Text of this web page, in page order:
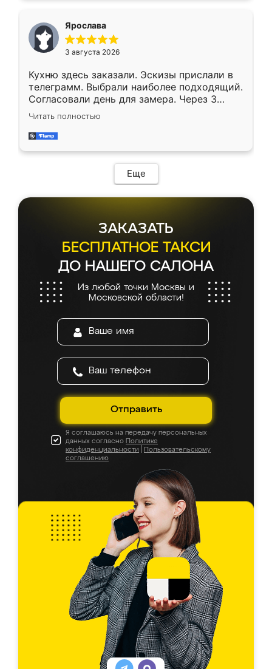
Ярослава
3 августа 2026
Кухню здесь заказали. Эскизы прислали в
телеграмм. Выбрали наиболее подходящий.
Согласовали день для замера. Через 3
недели кухня была уже готова. Остались
довольны работой. Спасибо Ренессанс
мебель за качественную работу!
Читать полностью
Еще
ЗАКАЗАТЬ
БЕСПЛАТНОЕ ТАКСИ
ДО НАШЕГО САЛОНА
Из любой точки Москвы и
Московской области!
Отправить
Я соглашаюсь на передачу персональных
данных согласно Политике
конфиденциальности
Пользовательскому
соглашению